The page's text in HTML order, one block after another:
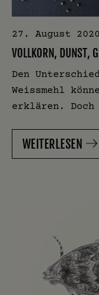
27. August 2020
VOLLKORN, DUNST,
Den
Weissmehl
erklären.
WEITERLESEN